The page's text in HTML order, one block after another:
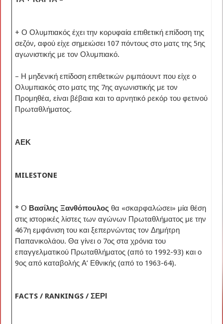
+ Ο Ολυμπιακός έχει την κορυφαία επιθετική επίδοση της
σεζόν, αφού είχε σημειώσει 107 πόντους στο ματς της 5ης
αγωνιστικής με τον Ολυμπιακό.
– Η μηδενική επίδοση επιθετικών ριμπάουντ που είχε ο
Ολυμπιακός στο ματς της 7ης αγωνιστικής με τον
Προμηθέα, είναι βέβαια και το αρνητικό ρεκόρ του φετινού
Πρωταθλήματος.
ΑΕΚ
MILESTONE
* Ο Βασίλης Ξανθόπουλος θα «σκαρφαλώσει» μία θέση
στις ιστορικές λίστες των αγώνων Πρωταθλήματος με την
467η εμφάνιση του και ξεπερνώντας τον Δημήτρη
Παπανικολάου. Θα γίνει ο 7ος στα χρόνια του
επαγγελματικού Πρωταθλήματος (από το 1992-93) και ο
9ος από καταβολής Α’ Εθνικής (από το 1963-64).
FACTS / RANKINGS / ΣΕΡΙ